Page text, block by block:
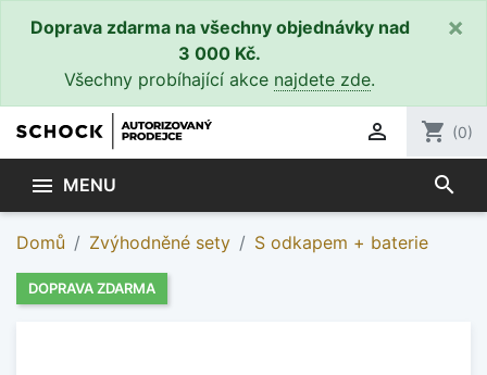
Doprava zdarma na všechny objednávky nad
3 000 Kč.
Všechny probíhající akce najdete zde.
×
 shopping_cart (0)
 MENU search
Domů Zvýhodněné sety S odkapem + baterie
DOPRAVA ZDARMA